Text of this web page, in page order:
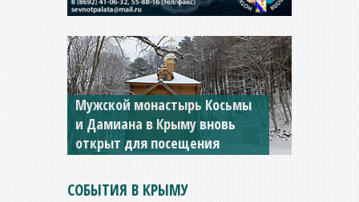
Мужской монастырь Косьмы
и Дамиана в Крыму вновь
открыт для посещения
СОБЫТИЯ В КРЫМУ